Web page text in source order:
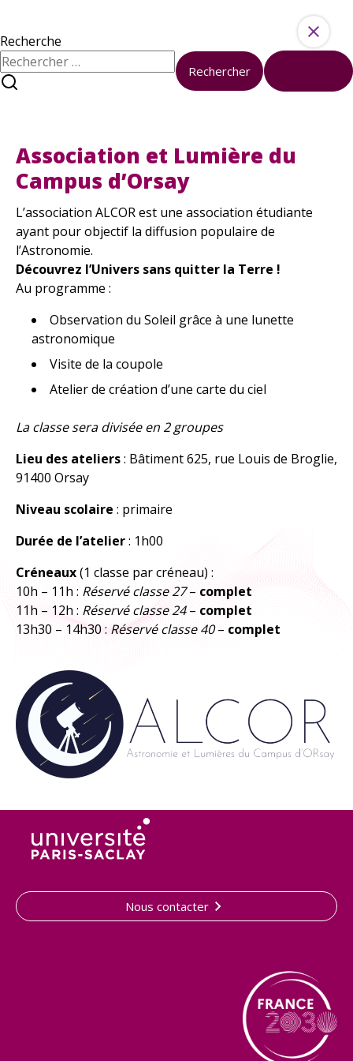
À propos
À votre disposition
Formations
Boîte à outils
Kits pédagogiques
En ce moment
Tous les événements
Nos Actualités
À explorer
TOUTES LES ACTIVITÉS
Recherche
Rechercher :
Rechercher
Association et Lumière du
Campus d’Orsay
L’association ALCOR est une association étudiante
ayant pour objectif la diffusion populaire de
l’Astronomie.
Découvrez l’Univers sans quitter la Terre !
Au programme :
Observation du Soleil grâce à une lunette
astronomique
Visite de la coupole
Atelier de création d’une carte du ciel
La classe sera divisée en 2 groupes
Lieu des ateliers: Bâtiment 625, rue Louis de Broglie,
91400 Orsay
Niveau scolaire : primaire
Durée de l’atelier: 1h00
Créneaux(1 classe par créneau) :
10h – 11h : Réservé classe 27– complet
11h – 12h : Réservé classe 24– complet
13h30 – 14h30 : Réservé classe 40– complet
Nous contacter